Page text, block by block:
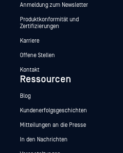
Anmeldung zum Newsletter
Produktkonformität und
Zertifizierungen
Karriere
Offene Stellen
Kontakt
Ressourcen
Blog
Kundenerfolgsgeschichten
Mitteilungen an die Presse
In den Nachrichten